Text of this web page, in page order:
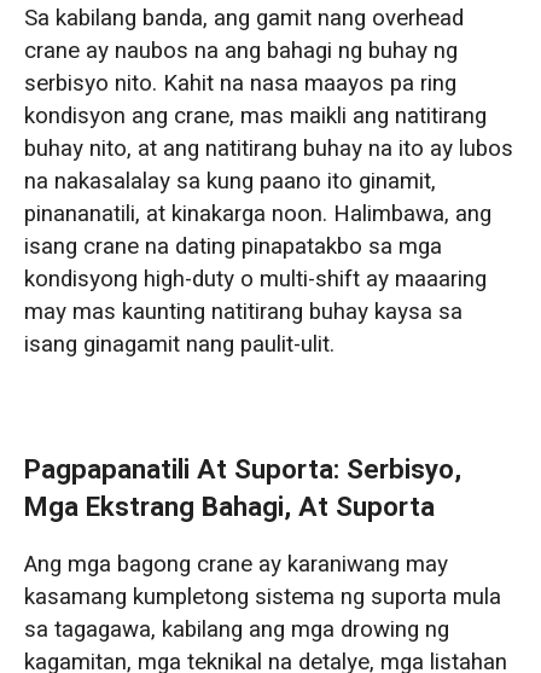
Sa kabilang banda, ang gamit nang overhead
crane ay naubos na ang bahagi ng buhay ng
serbisyo nito. Kahit na nasa maayos pa ring
kondisyon ang crane, mas maikli ang natitirang
buhay nito, at ang natitirang buhay na ito ay lubos
na nakasalalay sa kung paano ito ginamit,
pinananatili, at kinakarga noon. Halimbawa, ang
isang crane na dating pinapatakbo sa mga
kondisyong high-duty o multi-shift ay maaaring
may mas kaunting natitirang buhay kaysa sa
isang ginagamit nang paulit-ulit.
Pagpapanatili At Suporta: Serbisyo,
Mga Ekstrang Bahagi, At Suporta
Ang mga bagong crane ay karaniwang may
kasamang kumpletong sistema ng suporta mula
sa tagagawa, kabilang ang mga drowing ng
kagamitan, mga teknikal na detalye, mga listahan